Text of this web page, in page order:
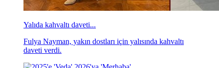
Yalıda kahvaltı daveti...
Fulya Nayman, yakın dostları için yalısında kahvaltı
daveti verdi.